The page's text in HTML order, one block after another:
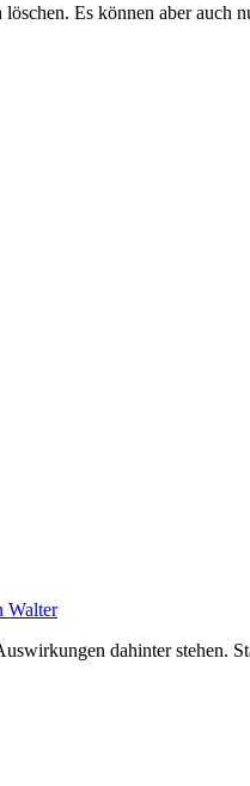
Es können aber auch
Walter
dahinter stehen.